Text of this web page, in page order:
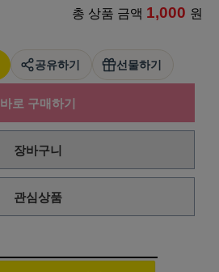
총 상품 금액 1,000 원
공유하기 선물하기
바로 구매하기
장바구니
관심상품